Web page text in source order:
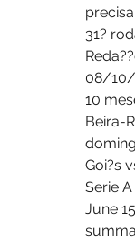
31?
08/10/
10
Beira-
Goi?s
Serie
June